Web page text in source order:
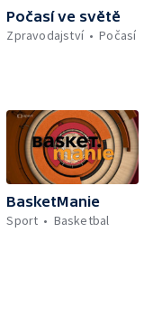
Počasí ve světě
Zpravodajství
Počasí
BasketManie
Sport
Basketbal